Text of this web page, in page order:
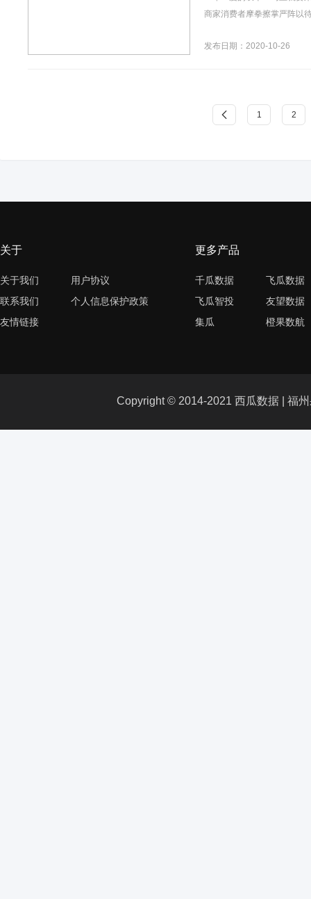
商家消费者摩拳擦掌严阵以
发布日期：2020-10-26
1 2
关于
关于我们
联系我们
友情链接
用户协议
个人信息保护政策
更多产品
千瓜数据
飞瓜智投
集瓜
飞瓜数据
友望数据
橙果数航
Copyright © 2014-2021 西瓜数据 | 福